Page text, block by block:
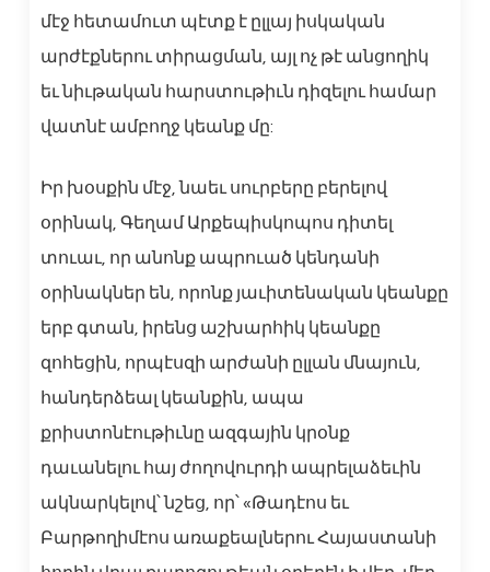
մէջ հետամուտ պէտք է ըլլայ իսկական
արժէքներու տիրացման, այլ ոչ թէ անցողիկ
եւ նիւթական հարստութիւն դիզելու համար
վատնէ ամբողջ կեանք մը:
Իր խօսքին մէջ, նաեւ սուրբերը բերելով
օրինակ, Գեղամ Արքեպիսկոպոս դիտել
տուաւ, որ անոնք ապրուած կենդանի
օրինակներ են, որոնք յաւիտենական կեանքը
երբ գտան, իրենց աշխարհիկ կեանքը
զոհեցին, որպէսզի արժանի ըլլան մնայուն,
հանդերձեալ կեանքին, ապա
քրիստոնէութիւնը ազգային կրօնք
դաւանելու հայ ժողովուրդի ապրելաձեւին
ակնարկելով՝ նշեց, որ՝ «Թադէոս եւ
Բարթողիմէոս առաքեալներու Հայաստանի